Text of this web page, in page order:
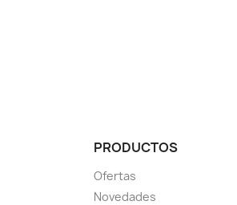
PRODUCTOS
Ofertas
Novedades